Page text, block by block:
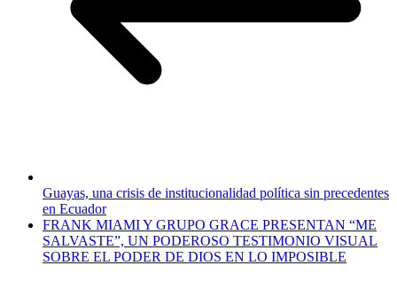
Guayas, una crisis de institucionalidad política sin precedentes
en Ecuador
FRANK MIAMI Y GRUPO GRACE PRESENTAN “ME
SALVASTE”, UN PODEROSO TESTIMONIO VISUAL
SOBRE EL PODER DE DIOS EN LO IMPOSIBLE